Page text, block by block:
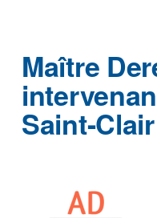
Maître
Saint-Clair